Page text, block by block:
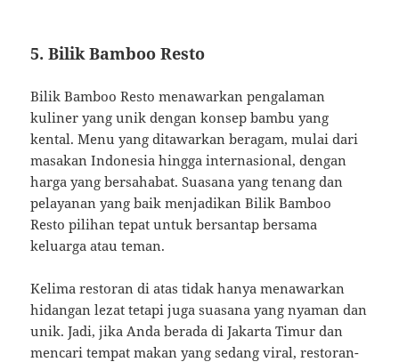
5.Bilik Bamboo Resto
Bilik Bamboo Resto menawarkan pengalaman
kuliner yang unik dengan konsep bambu yang
kental. Menu yang ditawarkan beragam, mulai dari
masakan Indonesia hingga internasional, dengan
harga yang bersahabat. Suasana yang tenang dan
pelayanan yang baik menjadikan Bilik Bamboo
Resto pilihan tepat untuk bersantap bersama
keluarga atau teman.​
Kelima restoran di atas tidak hanya menawarkan
hidangan lezat tetapi juga suasana yang nyaman dan
unik. Jadi, jika Anda berada di Jakarta Timur dan
mencari tempat makan yang sedang viral, restoran-